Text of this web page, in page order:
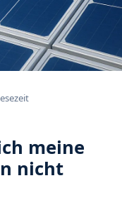
meine
nicht